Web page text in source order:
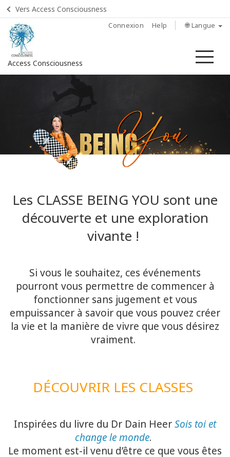
Vers Access Consciousness
Connexion Help 🌐 Langue
Access Consciousness
Connectez-
sur
votre
compte
Facilitateurs
Shop
Gratuit
Les CLASSE BEING YOU sont une
découverte et une exploration
vivante !
Si vous le souhaitez, ces événements
pourront vous permettre de commencer à
fonctionner sans jugement et vous
empuissancer à savoir que vous pouvez créer
la vie et la manière de vivre que vous désirez
vraiment.
DÉCOUVRIR LES CLASSES
Inspirées du livre du Dr Dain HeerSois toi et
change le monde.
Le moment est-il venu d’être ce que vous êtes